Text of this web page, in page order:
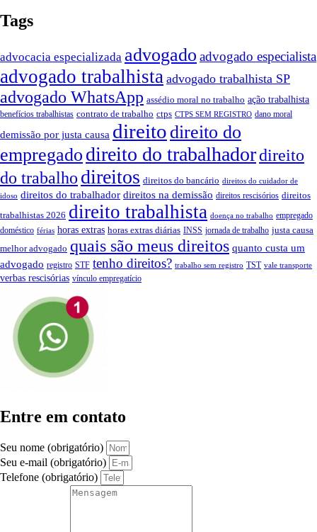
Tags
advocacia especializada advogado advogado especialista
advogado trabalhista advogado trabalhista SP
advogado WhatsApp assédio moral no trabalho ação trabalhista
benefícios trabalhistas contrato de trabalho ctps CTPS SEM REGISTRO dano moral
demissão por justa causa direito direito do
empregado direito do trabalhadordireito
do trabalho direitos direitos do bancário direitos do cuidador de
idoso direitos do trabalhador direitos na demissão direitos rescisórios direitos
trabalhistas 2026 direito trabalhista doença no trabalho empregado
doméstico férias horas extras horas extras diárias INSS jornada de trabalho justa causa
melhor advogado quais são meus direitos quanto custa um
advogado registro STF tenho direitos? trabalho sem registro TST vale transporte
verbas rescisórias vínculo empregatício
Entre em contato
Seu nome (obrigatório)
Seu e-mail (obrigatório)
Telefone (obrigatório)